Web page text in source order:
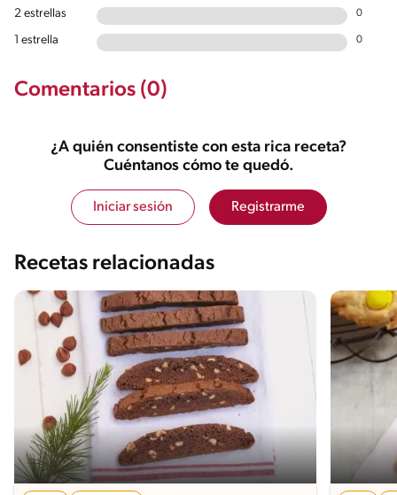
2 estrellas 0
1 estrella 0
Comentarios (0)
¿A quién consentiste con esta rica receta?
Cuéntanos cómo te quedó.
Iniciar sesión Registrarme
Recetas relacionadas